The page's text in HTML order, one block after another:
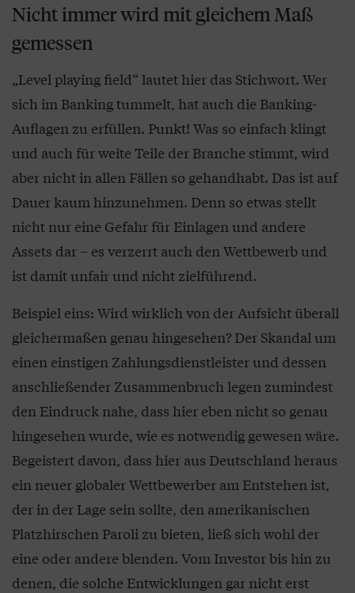
Nicht immer wird mit gleichem Maß
gemessen
„Level playing field“ lautet hier das Stichwort. Wer
sich im Banking tummelt, hat auch die Banking-
Auflagen zu erfüllen. Punkt! Was so einfach klingt
und auch für weite Teile der Branche stimmt, wird
aber nicht in allen Fällen so gehandhabt. Das ist auf
Dauer kaum hinzunehmen. Denn so etwas stellt
nicht nur eine Gefahr für Einlagen und andere
Assets dar – es verzerrt auch den Wettbewerb und
ist damit unfair und nicht zielführend.
Beispiel eins: Wird wirklich von der Aufsicht überall
gleichermaßen genau hingesehen? Der Skandal um
einen einstigen Zahlungsdienstleister und dessen
anschließender Zusammenbruch legen zumindest
den Eindruck nahe, dass hier eben nicht so genau
hingesehen wurde, wie es notwendig gewesen wäre.
Begeistert davon, dass hier aus Deutschland heraus
ein neuer globaler Wettbewerber am Entstehen ist,
der in der Lage sein sollte, den amerikanischen
Platzhirschen Paroli zu bieten, ließ sich wohl der
eine oder andere blenden. Vom Investor bis hin zu
denen, die solche Entwicklungen gar nicht erst